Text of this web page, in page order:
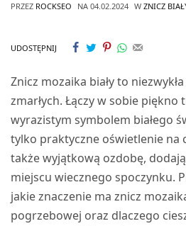
PRZEZ ROCKSEO NA 04.02.2024 W ZNICZ
UDOSTĘPNIJ
Znicz mozaika biały to
zmarłych. Łączy w sobie piękno
wyrazistym symbolem białego
tylko praktyczne oświetlenie na
także wyjątkową ozdobę,
miejscu wiecznego spoczynku.
jakie znaczenie ma znicz
pogrzebowej oraz dlaczego